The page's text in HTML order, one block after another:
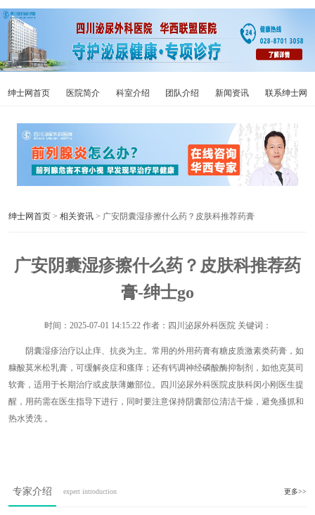
绅士网首页 医院简介 科室介绍 团队介绍 新闻资讯 联系绅士网
绅士网首页 > 相关资讯 > 广安阴囊湿疹擦什么药？皮肤科推荐药膏
广安阴囊湿疹擦什么药？皮肤科推荐药
膏-绅士go
时间： 2025-07-01 14:15:22作者：四川泌尿外科医院 关键词：
阴囊湿疹治疗以止痒、抗炎为主。常用的外用药膏有糖皮质激素类药膏，如
糠酸莫米松乳膏，可缓解炎症和瘙痒；还有钙调神经磷酸酶抑制剂，如他克莫司
软膏，适用于长期治疗或皮肤薄嫩部位。四川泌尿外科医院皮肤科闵小刚医生提
醒，用药需在医生指导下进行，同时要注意保持阴囊部位清洁干燥，避免搔抓和
热水烫洗 。
专家介绍 expert introduction 更多>>